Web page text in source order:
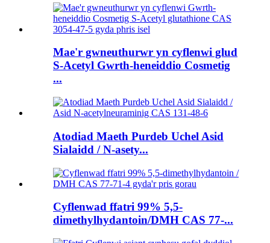
Mae'r gwneuthurwr yn cyflenwi glud
S-Acetyl Gwrth-heneiddio Cosmetig
...
Atodiad Maeth Purdeb Uchel Asid
Sialaidd / N-asety...
Cyflenwad ffatri 99% 5,5-
dimethylhydantoin/DMH CAS 77-...